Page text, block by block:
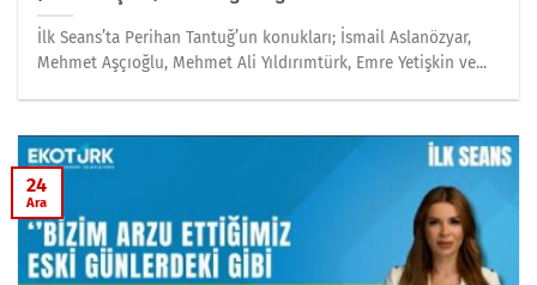
İlk Seans’ta Perihan Tantuğ’un konukları; İsmail Aslanözyar,
Mehmet Aşçıoğlu, Mehmet Ali Yıldırımtürk, Emre Yetişkin ve...
24
Ara